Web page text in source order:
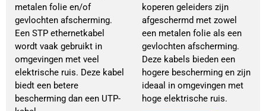
metalen folie en/of
gevlochten afscherming.
Een STP ethernetkabel
wordt vaak gebruikt in
omgevingen met veel
elektrische ruis. Deze kabel
biedt een betere
bescherming dan een UTP-
koperen geleiders zijn
afgeschermd met zowel
een metalen folie als een
gevlochten afscherming.
Deze kabels bieden een
hogere bescherming en zijn
ideaal in omgevingen met
hoge elektrische ruis.